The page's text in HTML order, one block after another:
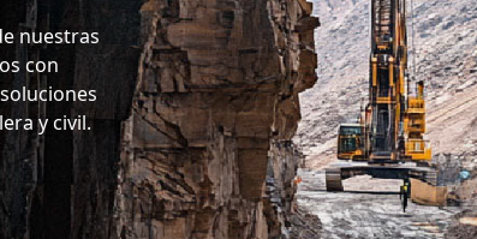
nuestras
con
y civil.